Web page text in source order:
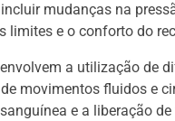
mudanças na
limites e o conforto do
a utilização de
movimentos fluidos e
e a liberação de